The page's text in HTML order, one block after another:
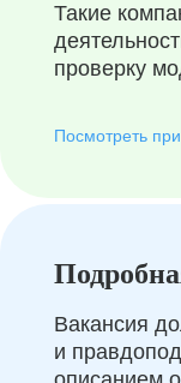
Такие
проверку
Посмотреть
Вакансия
и